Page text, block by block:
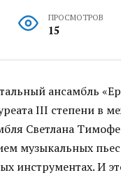
ПРОСМОТРОВ
15
ансамбль
III степени в
Светлана
музыкальных
инструментах. И